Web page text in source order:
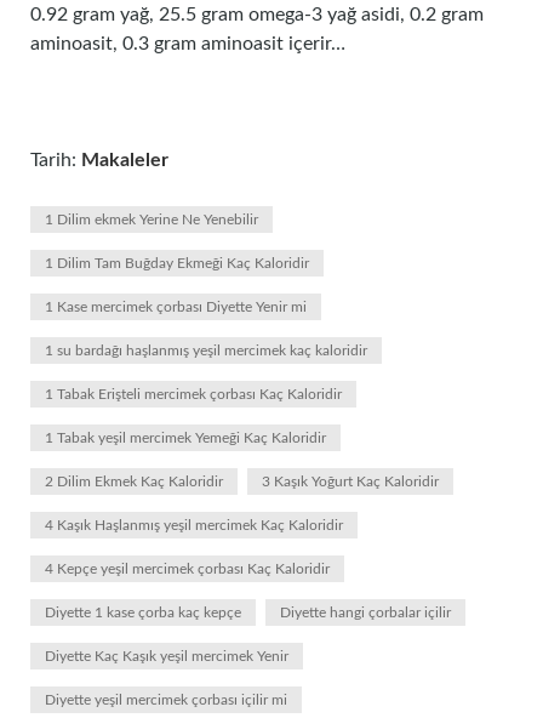
0.92 gram yağ, 25.5 gram omega-3 yağ asidi, 0.2 gram
aminoasit, 0.3 gram aminoasit içerir…
Tarih: Makaleler
1 Dilim ekmek Yerine Ne Yenebilir
1 Dilim Tam Buğday Ekmeği Kaç Kaloridir
1 Kase mercimek çorbası Diyette Yenir mi
1 su bardağı haşlanmış yeşil mercimek kaç kaloridir
1 Tabak Erişteli mercimek çorbası Kaç Kaloridir
1 Tabak yeşil mercimek Yemeği Kaç Kaloridir
2 Dilim Ekmek Kaç Kaloridir 3 Kaşık Yoğurt Kaç Kaloridir
4 Kaşık Haşlanmış yeşil mercimek Kaç Kaloridir
4 Kepçe yeşil mercimek çorbası Kaç Kaloridir
Diyette 1 kase çorba kaç kepçe Diyette hangi çorbalar içilir
Diyette Kaç Kaşık yeşil mercimek Yenir
Diyette yeşil mercimek çorbası içilir mi